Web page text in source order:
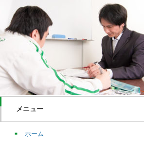
メニュー
ホーム